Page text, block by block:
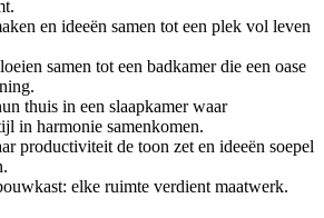
en ideeën samen tot een plek vol leven
samen tot een badkamer die een oase
thuis in een slaapkamer waar
in harmonie samenkomen.
productiviteit de toon zet en ideeën soepel
elke ruimte verdient maatwerk.